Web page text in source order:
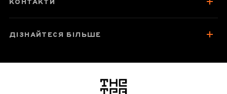
КОНТАКТИ
ДІЗНАЙТЕСЯ БІЛЬШЕ
логотип